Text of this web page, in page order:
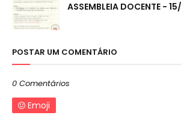
ASSEMBLEIA DOCENTE -
POSTAR UM COMENTÁRIO
0 Comentários
Emoji